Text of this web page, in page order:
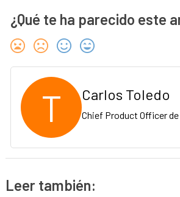
¿Qué te ha parecido este
T Carlos Toledo
Chief Product Officer
Leer también: